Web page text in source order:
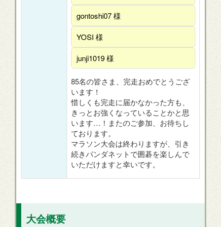
gontoshi07 様
YOSI 様
junji1019 様
85名の皆さま、完走おめでとうござ
います！
惜しくも完走に届かなかった方も、
きっとお強くなっていることかと思
います…！またのご参加、お待ちし
ております。
マラソン大会は終わりますが、引き
続きパンダネットで囲碁を楽しんで
いただけますと幸いです。
大会概要